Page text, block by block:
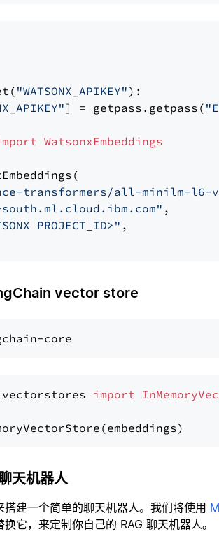
"WATSONX_APIKEY" ):
] = getpass.getpass(
WatsonxEmbeddings
transformers/all-minilm-l6-
,
PROJECT_ID>" ,
vector store
import
天机器人
建一个简单的聊天机器人。我们将使用
它，来定制你自己的 RAG 聊天机器人。